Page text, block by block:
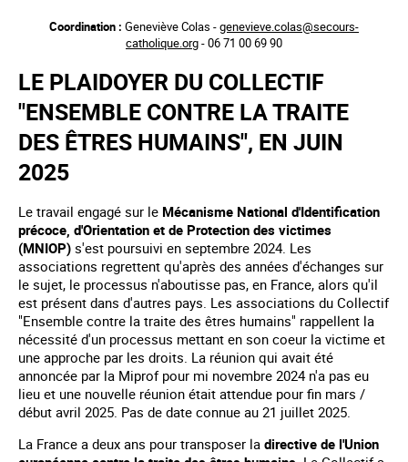
principal
Coordination : Geneviève Colas -genevieve.colas@secours-
catholique.org- 06 71 00 69 90
LE PLAIDOYER DU COLLECTIF
"ENSEMBLE CONTRE LA TRAITE
DES ÊTRES HUMAINS", EN JUIN
2025
Le travail engagé sur le Mécanisme National d'Identification
précoce, d'Orientation et de Protection des victimes
(MNIOP) s'est poursuivi en septembre 2024. Les
associations regrettent qu'après des années d'échanges sur
le sujet, le processus n'aboutisse pas, en France, alors qu'il
est présent dans d'autres pays. Les associations du Collectif
"Ensemble contre la traite des êtres humains" rappellent la
nécessité d'un processus mettant en son coeur la victime et
une approche par les droits. La réunion qui avait été
annoncée par la Miprof pour mi novembre 2024 n'a pas eu
lieu et une nouvelle réunion était attendue pour fin mars /
début avril 2025. Pas de date connue au 21 juillet 2025.
La France a deux ans pour transposer la directive de l'Union